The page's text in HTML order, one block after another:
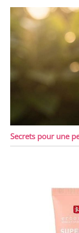
Secrets pour une